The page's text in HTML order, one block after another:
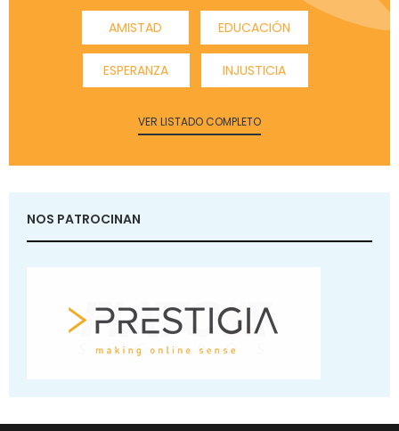
AMISTAD EDUCACIÓN
ESPERANZA INJUSTICIA
VER LISTADO COMPLETO
NOS PATROCINAN